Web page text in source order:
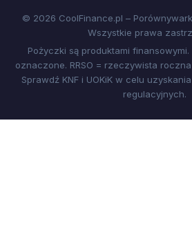
© 2026 CoolFinance.pl –
Wszystkie prawa
Pożyczki są produktami
oznaczone. RRSO = rzeczywista
Sprawdź KNF i UOKiK w celu
regulacyjnych.